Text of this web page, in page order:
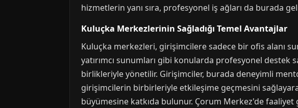
hizmetlerin yanı sıra, profesyonel iş ağları da burada
Kuluçka Merkezlerinin Sağladığı Temel Avantajlar
Kuluçka merkezleri, girişimcilere sadece bir ofis alanı
yatırımcı sunumları gibi konularda profesyonel
birlikleriyle yönetilir. Girişimciler, burada deneyimli
girişimcilerin birbirleriyle etkileşime geçmesini
büyümesine katkıda bulunur. Çorum Merkez'de faaliyet